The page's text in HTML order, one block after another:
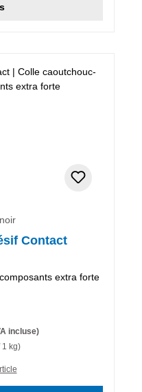
Contact
extra forte
incluse)
1 kg)